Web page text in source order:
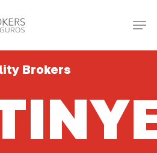
Brokers
Menu